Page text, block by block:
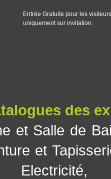
Entrée Gratuite pour les visiteurs
uniquement sur invitation.
des
et Salle de
et
Electricité